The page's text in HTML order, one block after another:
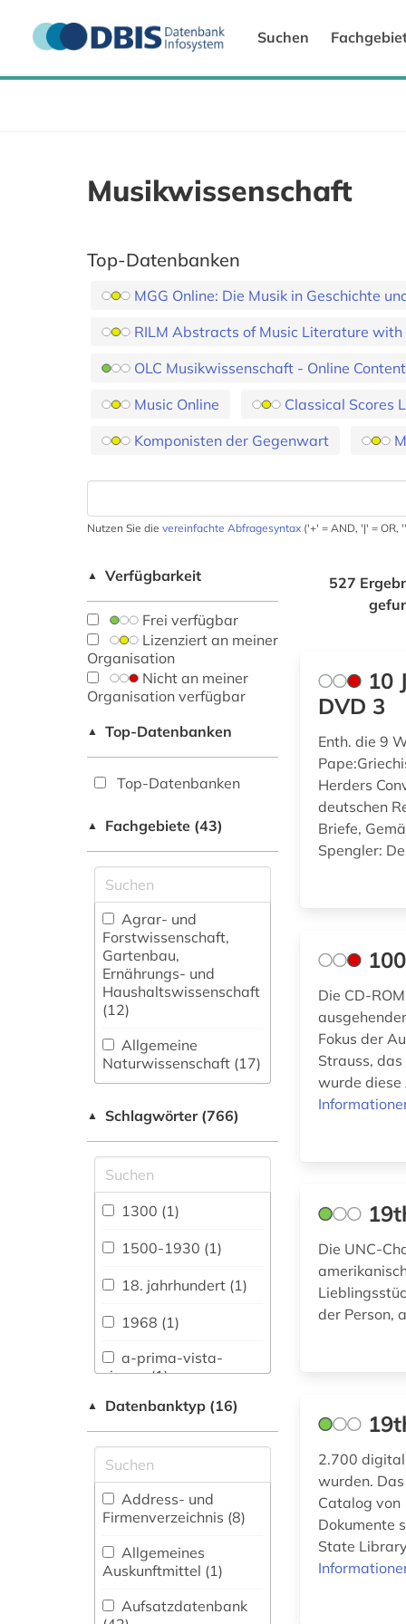
Suchen
Musikwissenschaft
Top-Datenbanken
MGG Online: Die Musik in Geschichte
RILM Abstracts of Music Literature with
OLC Musikwissenschaft - Online
Music Online
Classical Scores
Komponisten der Gegenwart
Nutzen Sie die vereinfachte Abfragesyntax ('+' = AND, '|' = OR,
▲ Verfügbarkeit
Frei verfügbar
Lizenziert an meiner
Organisation
Nicht an meiner
Organisation verfügbar
▲ Top-Datenbanken
Top-Datenbanken
▲ Fachgebiete (43)
Agrar- und
Forstwissenschaft,
Gartenbau,
Ernährungs- und
Haushaltswissenschaft
(12)
Allgemeine
Naturwissenschaft (17)
fachübergreifende
Allgemeine und
vergleichende Sprach-
und
Literaturwissenschaft.
Indogermanistik.
Außereuropäische
Sprachen und
Literaturen (62)
Anglistik.
Amerikanistik (57)
Vermessungswesen
(27)
Biologie,
Biotechnologie (21)
Buch- und
Bibliothekswesen,
Informationswissenschaft
▲ Schlagwörter (766)
1300 (1)
1500-1930 (1)
18. jahrhundert (1)
1968 (1)
a-prima-vista-
singen (1)
a-prima-vista-spiel
(1)
adressbuch (1)
adresse (1)
(2)
▲ Datenbanktyp (16)
Address- und
Firmenverzeichnis (8)
Allgemeines
Auskunftmittel (1)
Aufsatzdatenbank
527
10
DVD 3
Enth. die 9
Herders
deutschen
Briefe,
Spengler:
Die CD-
Fokus der
Strauss,
wurde diese
Die UNC-
der Person,
2.700
wurden.
Catalog von
Dokumente
State